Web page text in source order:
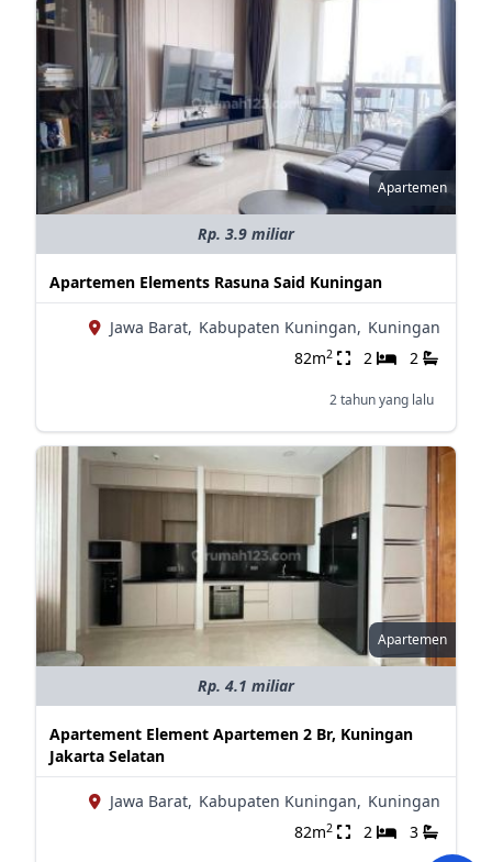
Apartemen
Rp. 3.9 miliar
Apartemen Elements Rasuna Said Kuningan
Jawa Barat, Kabupaten Kuningan, Kuningan
82m2 2 2
2 tahun yang lalu
Apartemen
Rp. 4.1 miliar
Apartement Element Apartemen 2 Br, Kuningan
Jakarta Selatan
Jawa Barat, Kabupaten Kuningan, Kuningan
82m2 2 3